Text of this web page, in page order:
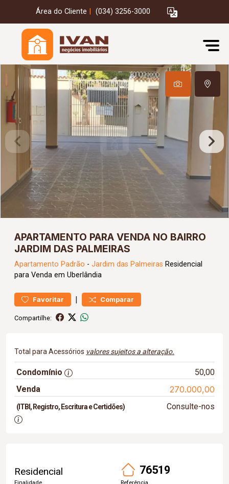
Área do Cliente (034) 3256-3000
APARTAMENTO PARA VENDA NO BAIRRO
JARDIM DAS PALMEIRAS
Apartamento Padrão - Jardim das Palmeiras Residencial
para Venda em Uberlândia
Favoritar | Comparar
Compartilhe:
Total para Acessórios valores sujeitos a alteração.
Condomínio
50,00
Venda
270.000,00
(ITBI, Registro, Escritura e Certidões) Consulte-nos
Residencial
Finalidade
76519
Referência